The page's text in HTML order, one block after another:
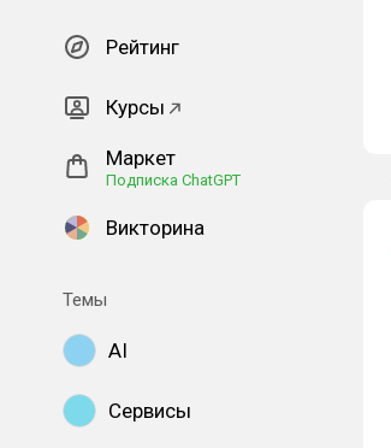
Рейтинг
Курсы
Маркет
Подписка ChatGPT
Викторина
Темы
AI
Сервисы